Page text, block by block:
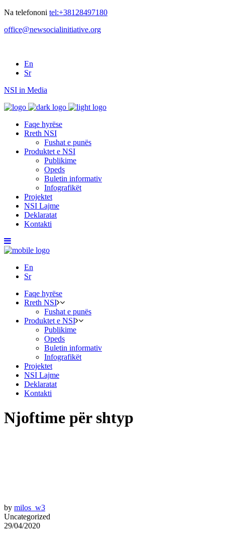
Na telefononi tel:+38128497180
office@newsocialinitiative.org
En
Sr
NSI in Media
Faqe hyrëse
Rreth NSI
Fushat e punës
Produktet e NSI
Publikime
Opeds
Buletin informativ
Infografikët
Projektet
NSI Lajme
Deklaratat
Kontakti
En
Sr
Faqe hyrëse
Rreth NSI
Fushat e punës
Produktet e NSI
Publikime
Opeds
Buletin informativ
Infografikët
Projektet
NSI Lajme
Deklaratat
Kontakti
Njoftime për shtyp
by milos_w3
Uncategorized
29/04/2020